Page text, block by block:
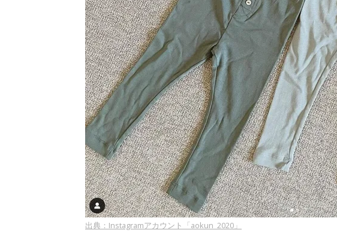
出典：Instagramアカウント「aokun_2020」